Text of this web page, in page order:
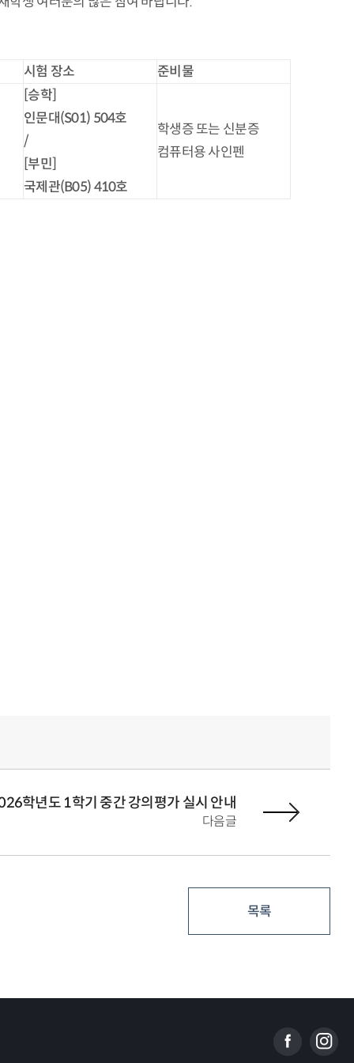
시험 장소
준비물
승학]
인문대(S01) 504호
/
[부민
국제관(B05)410호
학생증 또는 신분증
컴퓨터용 사인펜
다음글
학년도 1학기 중간 강의평가 실시 안내
목록